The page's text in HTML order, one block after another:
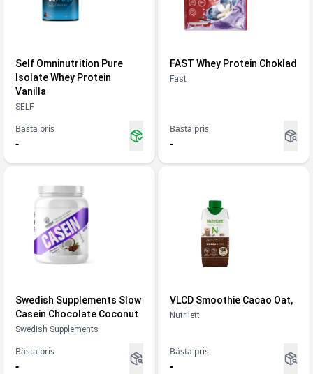
Self Omninutrition Pure
Isolate Whey Protein
Vanilla
SELF
Bästa pris
-
FAST Whey Protein Choklad
Fast
Bästa pris
-
Swedish Supplements Slow
Casein Chocolate Coconut
Swedish Supplements
Bästa pris
-
VLCD Smoothie Cacao Oat,
Nutrilett
Bästa pris
-